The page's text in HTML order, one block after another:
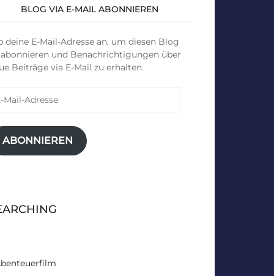
BLOG VIA E-MAIL ABONNIEREN
deine E-Mail-Adresse an, um diesen Blog
und Benachrichtigungen über
Beiträge via E-Mail zu erhalten.
ABONNIEREN